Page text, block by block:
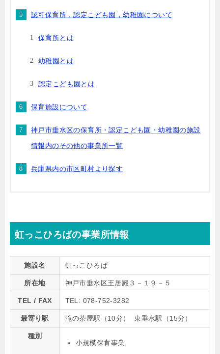
認可保育所，認定こども園，幼稚園について
保育所とは
幼稚園とは
認定こども園とは
保育施設について
神戸市垂水区の保育所・認定こども園・幼稚園の施設
情報内のその他の事業所一覧
兵庫県内の市区町村より探す
虹っこひろばの事業所情報
施設名 虹っこひろば
所在地 神戸市垂水区王居殿３－１９－５
TEL / FAX TEL: 078-752-3282
最寄り駅 滝の茶屋駅（10分） 東垂水駅（15分）
種別
小規模保育事業